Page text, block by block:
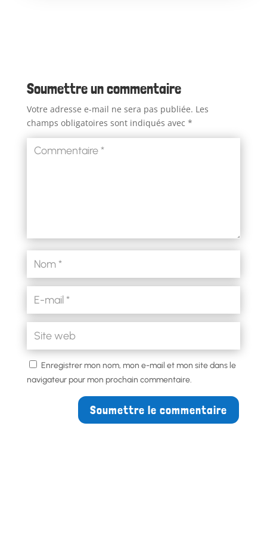
Soumettre un commentaire
Votre adresse e-mail ne sera pas publiée. Les
champs obligatoires sont indiqués avec *
Enregistrer mon nom, mon e-mail et mon site dans le
navigateur pour mon prochain commentaire.
Soumettre le commentaire